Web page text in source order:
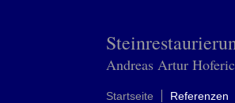
Andreas Artur
Startseite Referenzen